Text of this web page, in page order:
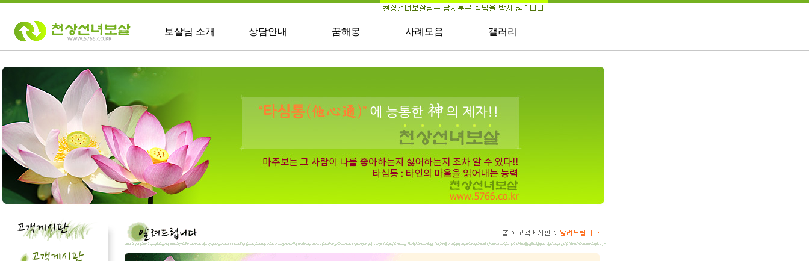
보살님 소개 상담안내 꿈해몽 사례모음 갤러리